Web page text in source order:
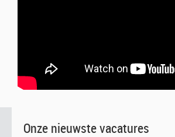
Onze nieuwste vacatures